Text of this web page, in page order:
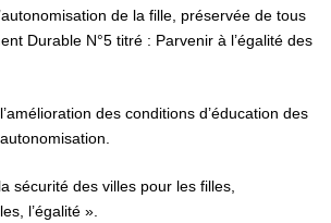
de la fille, préservée de tous
Durable N°5 titré : Parvenir à l’égalité des
des conditions d’éducation des
sécurité des villes pour les filles,
l’égalité ».